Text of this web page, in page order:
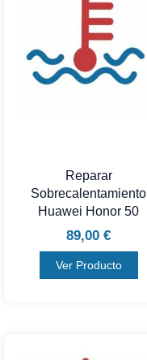
Reparar
Sobrecalentamiento
Huawei Honor 50
89,00 €
Ver Producto